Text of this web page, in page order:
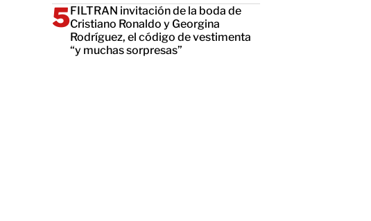
FILTRAN invitación de la boda de
Cristiano Ronaldo y Georgina
Rodríguez, el código de vestimenta
“y muchas sorpresas”